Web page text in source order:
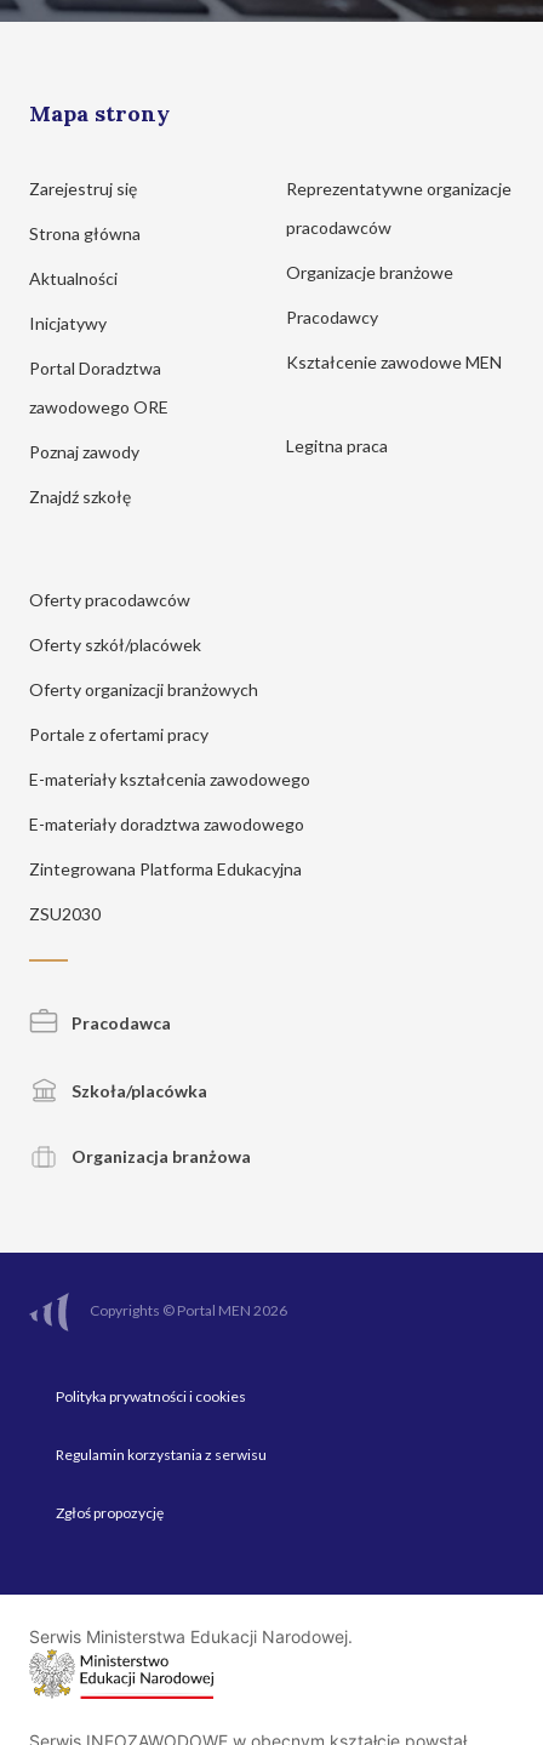
Mapa strony
Zarejestruj się
Strona główna
Aktualności
Inicjatywy
Portal Doradztwa
zawodowego ORE
Poznaj zawody
Znajdź szkołę
Reprezentatywne organizacje
pracodawców
Organizacje branżowe
Pracodawcy
Kształcenie zawodowe MEN
Legitna praca
Oferty pracodawców
Oferty szkół/placówek
Oferty organizacji branżowych
Portale z ofertami pracy
E-materiały kształcenia zawodowego
E-materiały doradztwa zawodowego
Zintegrowana Platforma Edukacyjna
ZSU2030
Pracodawca
Szkoła/placówka
Organizacja branżowa
Copyrights © Portal MEN 2026
Polityka prywatności i cookies
Regulamin korzystania z serwisu
Zgłoś propozycję
Serwis Ministerstwa Edukacji Narodowej.
Serwis INFOZAWODOWE w obecnym kształcie powstał